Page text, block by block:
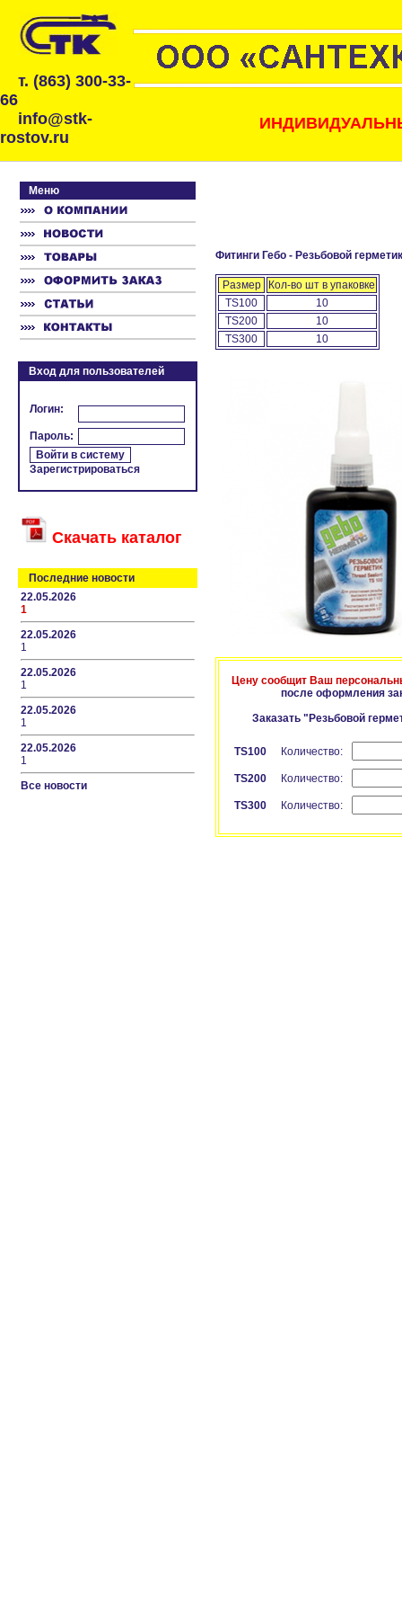
т. (863) 300-33-
66
info@stk-
rostov.ru
Меню
Вход для пользователей
Логин:
Пароль:
Зарегистрироваться
Скачать каталог
Последние новости
22.05.2026
1
22.05.2026
1
22.05.2026
1
22.05.2026
1
22.05.2026
1
Все новости
Фитинги Гебо - Резьбовой
Размер
Кол-во шт в упаковке
TS100
10
TS200
10
TS300
10
Цену сообщит Ваш
после оформления
Заказать "Резьбовой
TS100 Количество:
TS200 Количество:
TS300 Количество: